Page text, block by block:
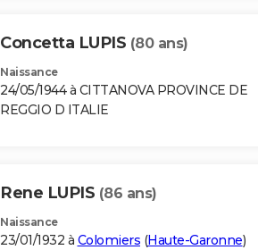
Concetta LUPIS (80 ans)
Naissance
24/05/1944 à CITTANOVA PROVINCE DE
REGGIO D ITALIE
Rene LUPIS (86 ans)
Naissance
23/01/1932 à Colomiers (Haute-Garonne)